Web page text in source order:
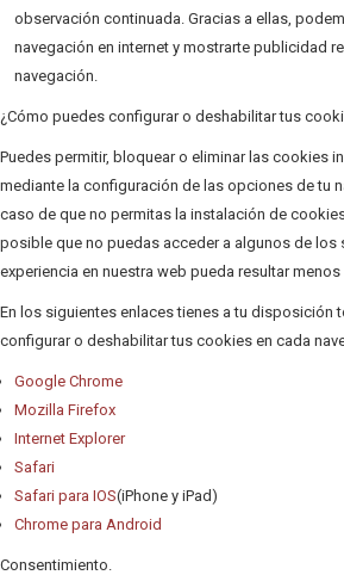
observación continuada. Gracias a ellas,
navegación en internet y mostrarte publicidad
navegación.
¿Cómo puedes configurar o deshabilitar tus
Puedes permitir, bloquear o eliminar las cookies
mediante la configuración de las opciones de tu
caso de que no permitas la instalación de
posible que no puedas acceder a algunos de los
experiencia en nuestra web pueda resultar
En los siguientes enlaces tienes a tu disposición
configurar o deshabilitar tus cookies en cada
Google Chrome
Mozilla Firefox
Internet Explorer
Safari
Safari para IOS(iPhone y iPad)
Chrome para Android
Consentimiento.